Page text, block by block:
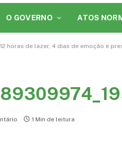
O GOVERNO ATOS
horas de lazer, 4 dias de emoção e
1 Min de leitura